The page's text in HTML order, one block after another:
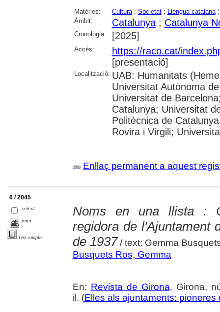
Matèries: Cultura; Societat; Llengua catalana
Àmbit:
Catalunya; Catalunya
Cronologia: [2025]
Accés:
https://raco.cat/
[presentació]
Localització: UAB: Humanitats
Universitat Autònoma
Universitat de
Catalunya; Universitat
Politècnica de
Rovira i Virgili;
Enllaç permanent a aquest
6 / 2045
select
print
Text complet
Noms en una llista :
regidora de l'Ajuntament
de 1937/ text: Gemma
Busquets Ros, Gemma
En: Revista de Girona. Girona,
il. (Elles als ajuntaments: pioneres